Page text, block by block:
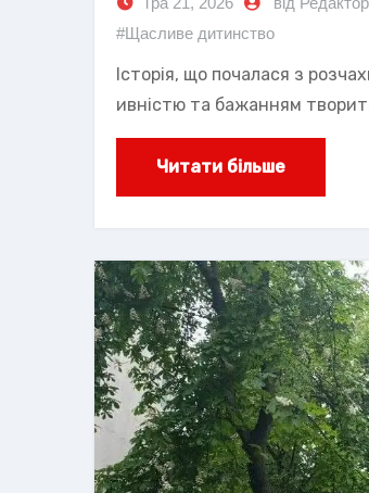
#Щасливе дитинство
Історія, що почалася з
ивністю та бажанням
Читати більше